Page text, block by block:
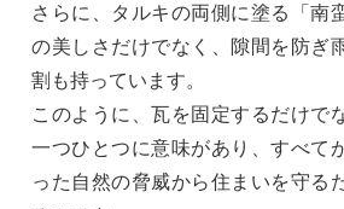
さらに、タルキの両側に塗る「南
の美しさだけでなく、隙間を防ぎ
割も持っています。
このように、瓦を固定するだけで
一つひとつに意味があり、すべて
った自然の脅威から住まいを守る